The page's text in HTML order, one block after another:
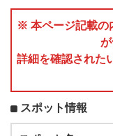
※ 本ページ記載の
詳細を確認された
スポット情報